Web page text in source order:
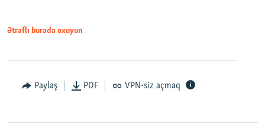
Ətraflı burada oxuyun
Paylaş PDF VPN-siz açmaq